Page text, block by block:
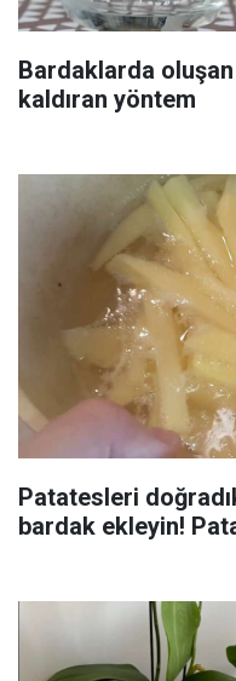
Bardaklarda
kaldıran yöntem
Patatesleri
bardak ekleyin!